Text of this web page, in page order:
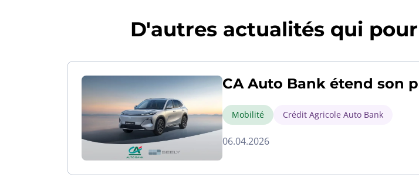
D'autres actualités qui
CA Auto Bank étend son
Mobilité Crédit Agricole Auto Bank
06.04.2026